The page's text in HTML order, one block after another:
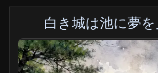
白き城は池に夢を